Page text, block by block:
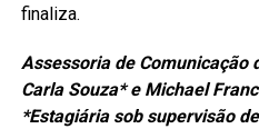
finaliza.
Assessoria de Comunicação
Carla Souza* e Michael
*Estagiária sob supervisão